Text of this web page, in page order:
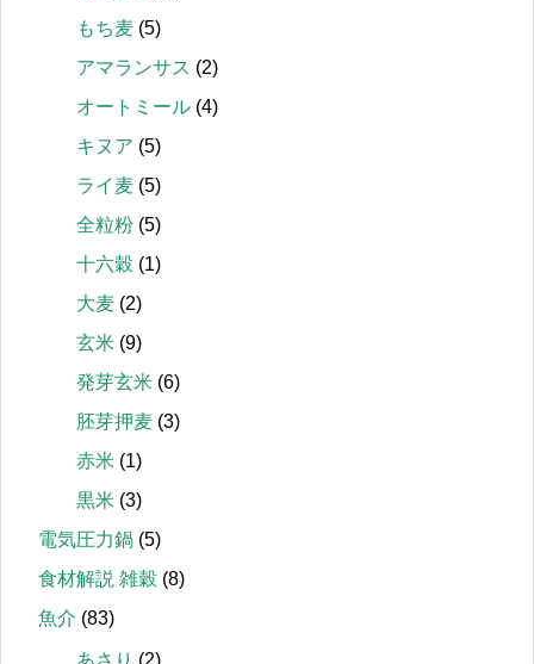
もち麦 (5)
アマランサス (2)
オートミール (4)
キヌア (5)
ライ麦 (5)
全粒粉 (5)
十六穀 (1)
大麦 (2)
玄米 (9)
発芽玄米 (6)
胚芽押麦 (3)
赤米 (1)
黒米 (3)
電気圧力鍋 (5)
食材解説 雑穀 (8)
魚介 (83)
あさり (2)